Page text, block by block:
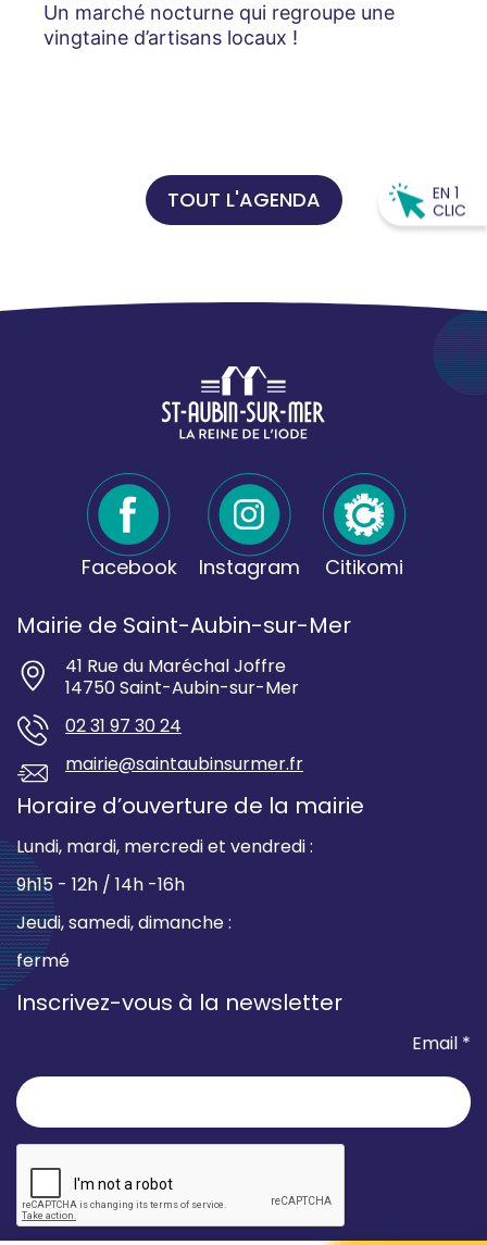
Un marché nocturne qui regroupe une
vingtaine d’artisans locaux !
TOUT L'AGENDA
Facebook Instagram Citikomi
Mairie de Saint-Aubin-sur-Mer
41 Rue du Maréchal Joffre
14750 Saint-Aubin-sur-Mer
02 31 97 30 24
mairie@saintaubinsurmer.fr
Horaire d’ouverture de la mairie
Lundi, mardi, mercredi et vendredi :
9h15 - 12h / 14h -16h
Jeudi, samedi, dimanche :
fermé
Inscrivez-vous à la newsletter
Email *
EN 1
CLIC